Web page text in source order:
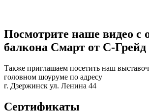
Посмотрите наше видео с
балкона Смарт от С-Грейд
Также приглашаем посетить наш
головном шоуруме по адресу
г. Дзержинск ул. Ленина 44
Сертификаты